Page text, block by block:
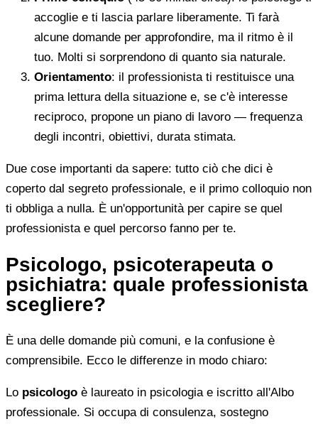
accoglie e ti lascia parlare liberamente. Ti farà
alcune domande per approfondire, ma il ritmo è il
tuo. Molti si sorprendono di quanto sia naturale.
Orientamento: il professionista ti restituisce una
prima lettura della situazione e, se c'è interesse
reciproco, propone un piano di lavoro — frequenza
degli incontri, obiettivi, durata stimata.
Due cose importanti da sapere: tutto ciò che dici è
coperto dal segreto professionale, e il primo colloquio non
ti obbliga a nulla. È un'opportunità per capire se quel
professionista e quel percorso fanno per te.
Psicologo, psicoterapeuta o
psichiatra: quale professionista
scegliere?
È una delle domande più comuni, e la confusione è
comprensibile. Ecco le differenze in modo chiaro:
Lo psicologo è laureato in psicologia e iscritto all'Albo
professionale. Si occupa di consulenza, sostegno